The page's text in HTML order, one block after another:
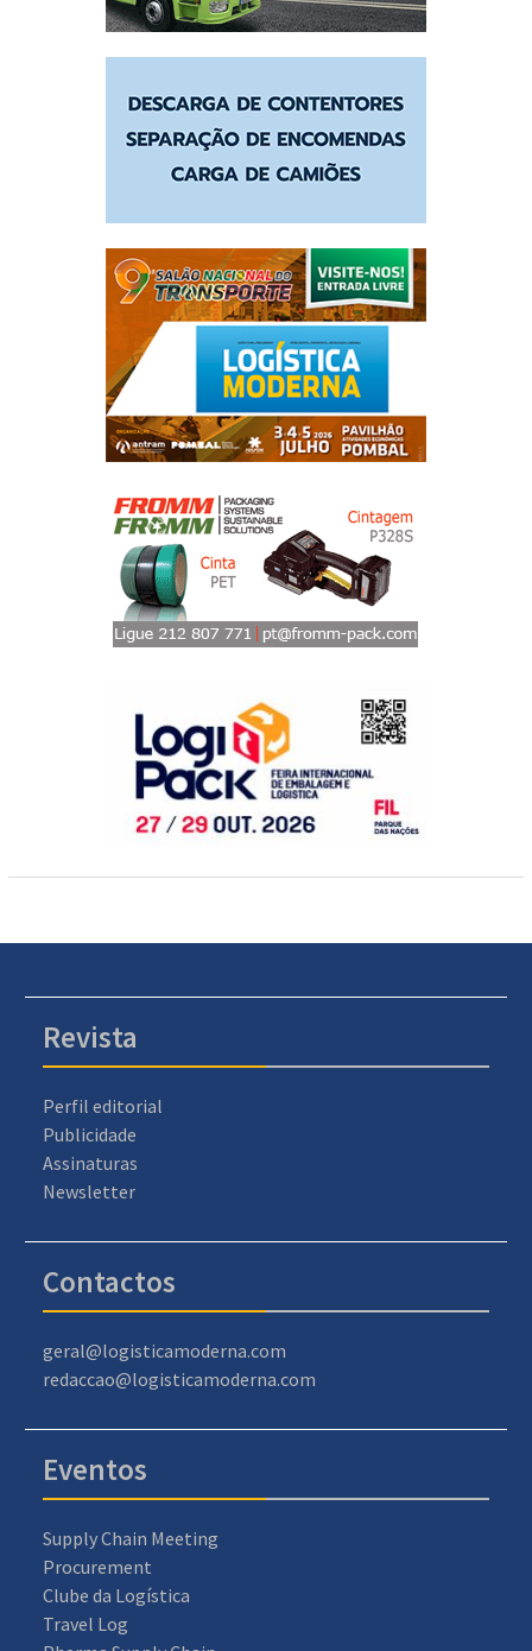
Revista
Perfil editorial
Publicidade
Assinaturas
Newsletter
Contactos
geral@logisticamoderna.com
redaccao@logisticamoderna.com
Eventos
Supply Chain Meeting
Procurement
Clube da Logística
Travel Log